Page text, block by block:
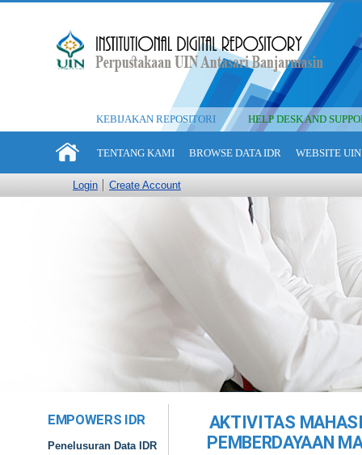
KEBIJAKAN REPOSITORI HELP DESK AND
TENTANG KAMI BROWSE DATA IDR WEBSITE
Login Create Account
EMPOWERS IDR
Penelusuran Data IDR
AKTIVITAS
PEMBERDAYAAN